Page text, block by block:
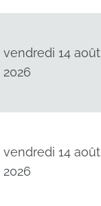
vendredi 14 août
2026
vendredi 14 août
2026